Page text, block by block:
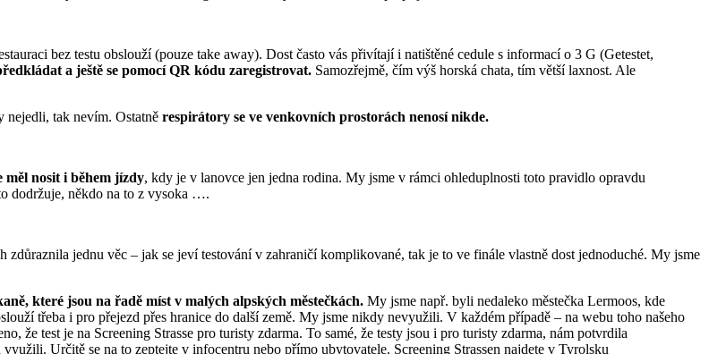
bez testu obslouží (pouze take away). Dost často vás přivítají i natištěné cedule s informací o 3 G (Getestet,
a ještě se pomocí QR kódu zaregistrovat. Samozřejmě, čím výš horská chata, tím větší laxnost. Ale
nejedli, tak nevím. Ostatně respirátory se ve venkovních prostorách nenosí nikde.
měl nosit i během jízdy, kdy je v lanovce jen jedna rodina. My jsme v rámci ohleduplnosti toto pravidlo opravdu
dodržuje, někdo na to z vysoka ….
jednu věc – jak se jeví testování v zahraničí komplikované, tak je to ve finále vlastně dost jednoduché. My jsme
které jsou na řadě míst v malých alpských městečkách. My jsme např. byli nedaleko městečka Lermoos, kde
třeba i pro přejezd přes hranice do další země. My jsme nikdy nevyužili. V každém případě – na webu toho našeho
že test je na Screening Strasse pro turisty zdarma. To samé, že testy jsou i pro turisty zdarma, nám potvrdila
Určitě se na to zeptejte v infocentru nebo přímo ubytovatele. Screening Strassen najdete v Tyrolsku